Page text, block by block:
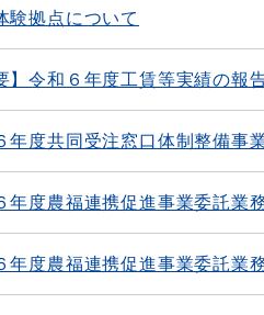
験拠点について
】令和６年度工賃等実績の報
年度共同受注窓口体制整備事
年度農福連携促進事業委託業
年度農福連携促進事業委託業